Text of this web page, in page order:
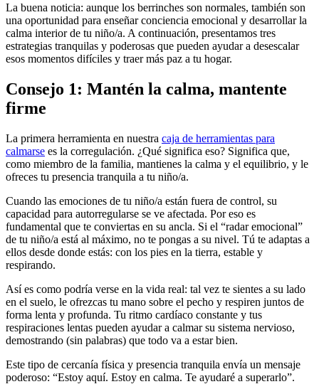
La buena noticia: aunque los berrinches son normales, también son
una oportunidad para enseñar conciencia emocional y desarrollar la
calma interior de tu niño/a. A continuación, presentamos tres
estrategias tranquilas y poderosas que pueden ayudar a desescalar
esos momentos difíciles y traer más paz a tu hogar.
Consejo 1: Mantén la calma, mantente
firme
La primera herramienta en nuestra caja de herramientas para
calmarse es la corregulación. ¿Qué significa eso? Significa que,
como miembro de la familia, mantienes la calma y el equilibrio, y le
ofreces tu presencia tranquila a tu niño/a.
Cuando las emociones de tu niño/a están fuera de control, su
capacidad para autorregularse se ve afectada. Por eso es
fundamental que te conviertas en su ancla. Si el “radar emocional”
de tu niño/a está al máximo, no te pongas a su nivel. Tú te adaptas a
ellos desde donde estás: con los pies en la tierra, estable y
respirando.
Así es como podría verse en la vida real: tal vez te sientes a su lado
en el suelo, le ofrezcas tu mano sobre el pecho y respiren juntos de
forma lenta y profunda. Tu ritmo cardíaco constante y tus
respiraciones lentas pueden ayudar a calmar su sistema nervioso,
demostrando (sin palabras) que todo va a estar bien.
Este tipo de cercanía física y presencia tranquila envía un mensaje
poderoso: “Estoy aquí. Estoy en calma. Te ayudaré a superarlo”.